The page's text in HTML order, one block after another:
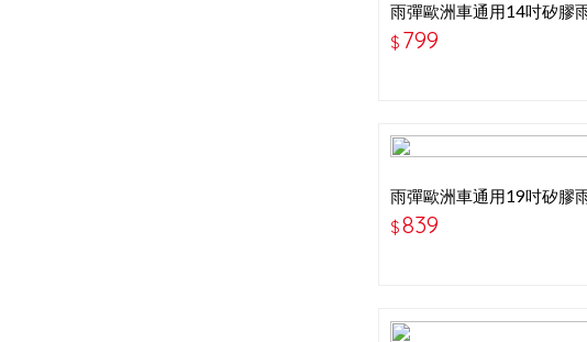
雨彈歐洲車通用14吋矽膠
刷
$ 799
雨彈歐洲車通用19吋矽膠
刷
$839